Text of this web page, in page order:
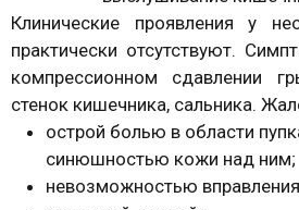
Клинические проявления у
практически отсутствуют.
компрессионном сдавлении
стенок кишечника, сальника.
острой болью в области
синюшностью кожи над ним;
невозможностью